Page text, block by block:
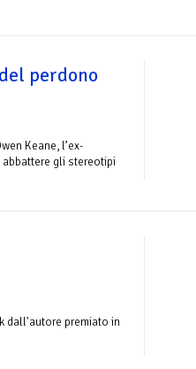
perdono
Keane, l’ex-
abbattere gli stereotipi
dall'autore premiato in